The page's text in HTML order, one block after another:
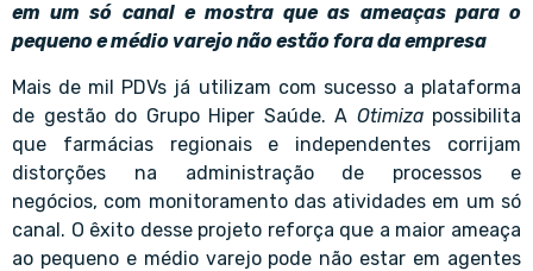
em um só canal e mostra que as ameaças para o
pequeno e médio varejo não estão fora da empresa
Mais de mil PDVs já utilizam com sucesso a plataforma
de gestão do Grupo Hiper Saúde. A Otimizapossibilita
que farmácias regionais e independentes corrijam
distorções na administração de processos e
negócios, com monitoramento das atividades em um só
canal. O êxito desse projeto reforça que a maior ameaça
ao pequeno e médio varejo pode não estar em agentes